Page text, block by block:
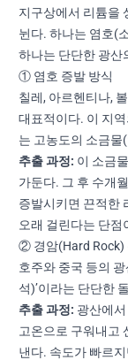
지구상에서 리튬을
뉜다. 하나는 염호(
하나는 단단한 광산
① 염호 증발 방식
칠레, 아르헨티나,
대표적이다. 이 지
는 고농도의 소금물
추출 과정: 이 소금
가둔다. 그 후 수개
증발시키면 끈적한
오래 걸린다는 단점
② 경암(Hard Rock)
호주와 중국 등의
석)’이라는 단단한
추출 과정: 광산에
고온으로 구워내고
낸다. 속도가 빠르